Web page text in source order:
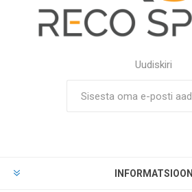
Uudiskiri
INFORMATSIOON